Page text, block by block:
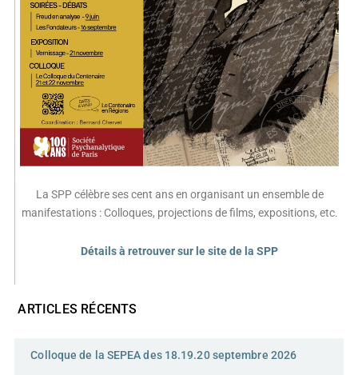
La SPP célèbre ses cent ans en organisant un ensemble de
manifestations : Colloques, projections de films, expositions, etc.
Détails à retrouver sur le site de la SPP
ARTICLES RÉCENTS
Colloque de la SEPEA des 18.19.20 septembre 2026